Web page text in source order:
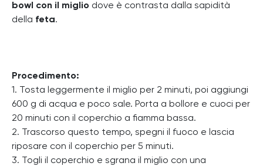
bowl con il miglio dove è contrasta dalla sapidità
della feta.
Procedimento:
1. Tosta leggermente il miglio per 2 minuti, poi aggiungi
600 g di acqua e poco sale. Porta a bollore e cuoci per
20 minuti con il coperchio a fiamma bassa.
2. Trascorso questo tempo, spegni il fuoco e lascia
riposare con il coperchio per 5 minuti.
3. Togli il coperchio e sgrana il miglio con una